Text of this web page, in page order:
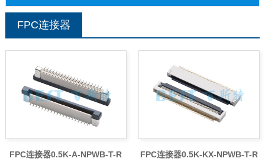
FPC连接器
FPC连接器0.5K-A-NPWB-T-R FPC连接器0.5K-KX-NPWB-T-R